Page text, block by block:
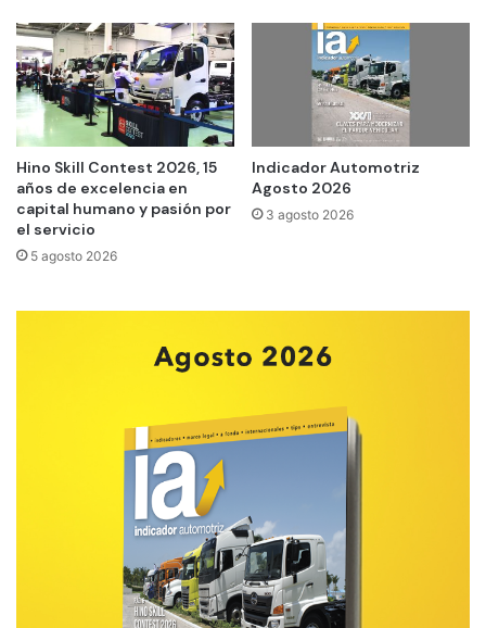
Hino Skill Contest 2026, 15
años de excelencia en
capital humano y pasión por
el servicio
5 agosto 2026
Indicador Automotriz
Agosto 2026
3 agosto 2026